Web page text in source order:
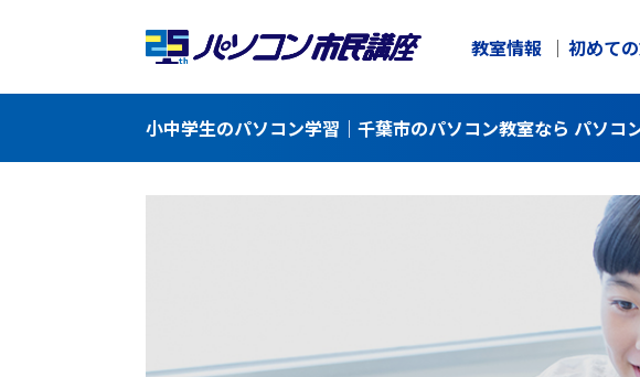
教室情報 初めて
小中学生のパソコン学習｜千葉市のパソコン教室なら パソコ